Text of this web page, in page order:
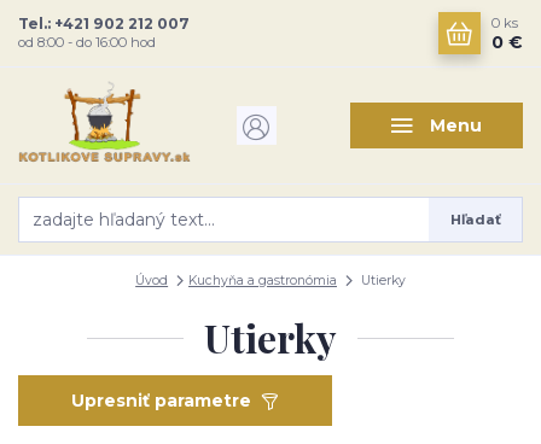
Menu
Hľadať
Tel.: +421 902 212 007
od 8:00 - do 16:00 hod
0 ks
0 €
Úvod Kuchyňa a gastronómia Utierky
Utierky
Upresniť parametre